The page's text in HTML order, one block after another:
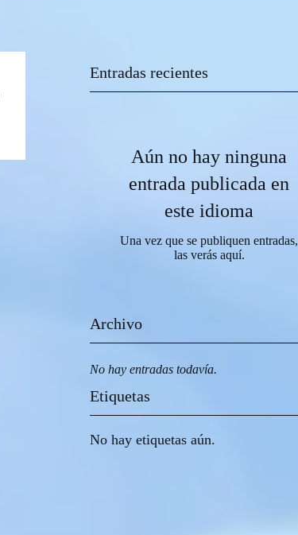
Entradas recientes
Aún no hay ninguna
entrada publicada en
este idioma
Una vez que se publiquen entradas,
las verás aquí.
Archivo
No hay entradas todavía.
Etiquetas
No hay etiquetas aún.